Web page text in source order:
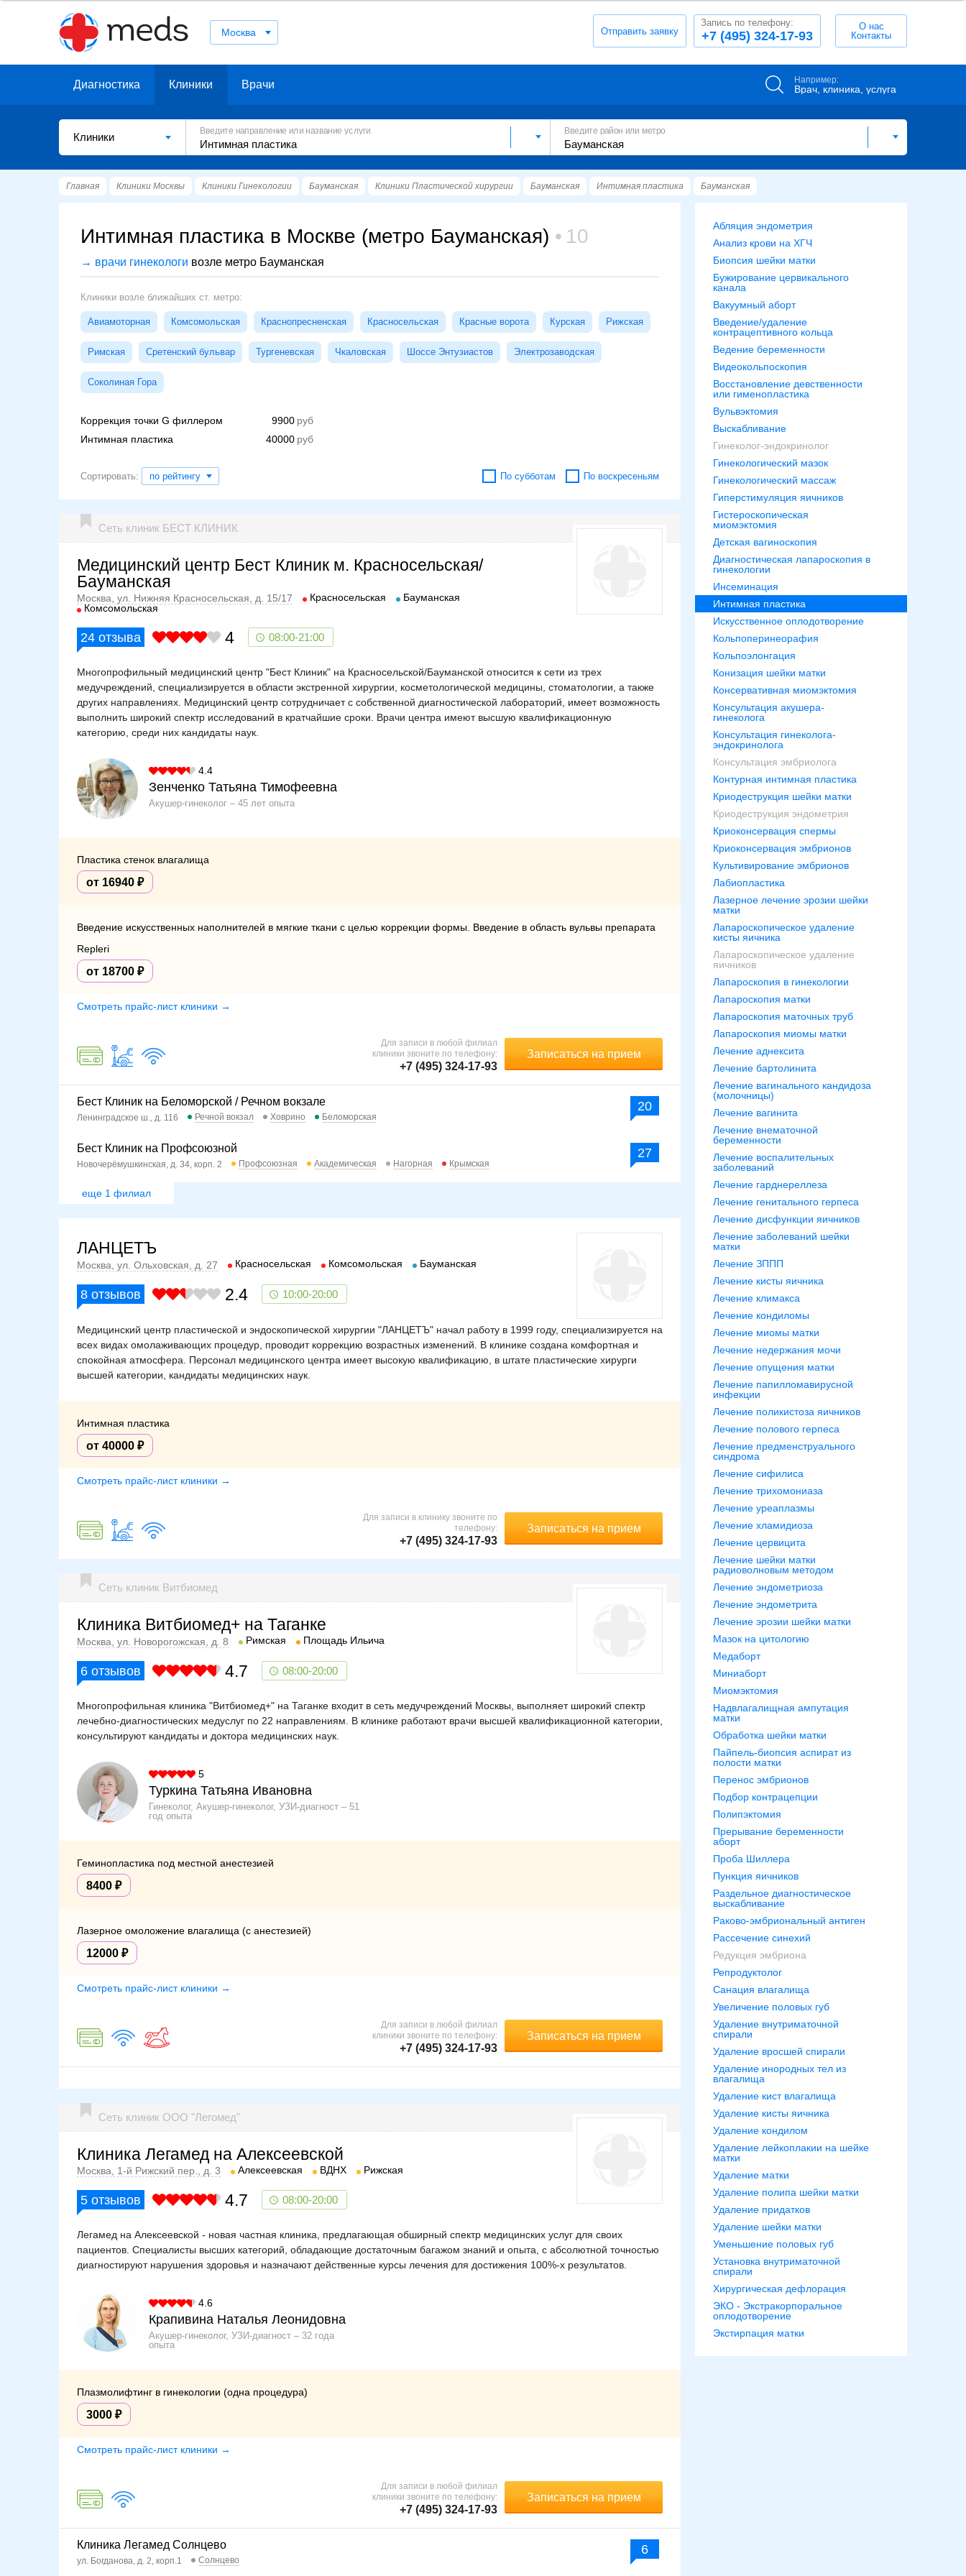
Москва Отправить заявку +7 (495) 324-17-93
Запись по телефону:
О нас
Контакты
Диагностика Клиники Врачи Например:
Врач, клиника, услуга
Клиники
Введите направление или название услуги Введите район или метро
Главная Клиники Москвы Клиники Гинекологии Бауманская Клиники Пластической хирургии Бауманская Интимная пластика Бауманская
Интимная пластика в Москве (метро Бауманская) 10
→ врачи гинекологи возле метро Бауманская
Клиники возле ближайших ст. метро:
Авиамоторная Комсомольская Краснопресненская Красносельская Красные ворота Курская Рижская
Римская Сретенский бульвар Тургеневская Чкаловская Шоссе Энтузиастов Электрозаводская
Соколиная Гора
Коррекция точки G филлером
9900
Интимная пластика
40000
Сортировать: по рейтингу По субботам По воскресеньям
Сеть клиник БЕСТ КЛИНИК
Медицинский центр Бест Клиник м. Красносельская/
Бауманская
Москва, ул. Нижняя Красносельская, д. 15/17 Красносельская
Бауманская
Комсомольская
24 отзыва 4 08:00-21:00
Многопрофильный медицинский центр "Бест Клиник" на Красносельской/Бауманской относится к сети из трех
медучреждений, специализируется в области экстренной хирургии, косметологической медицины, стоматологии, а также
других направлениях. Медицинский центр сотрудничает с собственной диагностической лабораторий, имеет возможность
выполнить широкий спектр исследований в кратчайшие сроки. Врачи центра имеют высшую квалификационную
категорию, среди них кандидаты наук.
4.4
Зенченко Татьяна Тимофеевна
Акушер-гинеколог 45 лет опыта
Пластика стенок влагалища
от 16940
Введение искусственных наполнителей в мягкие ткани с целью коррекции формы. Введение в область вульвы препарата
Repleri
от 18700
Смотреть прайс-лист клиники →
Записаться на прием
Для записи в любой филиал
клиники звоните по телефону:
+7 (495) 324-17-93
Бест Клиник на Беломорской / Речном вокзале 20
Ленинградское ш., д. 116 Речной вокзал Ховрино Беломорская
Бест Клиник на Профсоюзной 27
Новочерёмушкинская, д. 34, корп. 2 Профсоюзная Академическая Нагорная Крымская
еще 1 филиал
ЛАНЦЕТЪ
Москва, ул. Ольховская, д. 27 Красносельская Комсомольская Бауманская
8 отзывов 2.4 10:00-20:00
Медицинский центр пластической и эндоскопической хирургии "ЛАНЦЕТЪ" начал работу в 1999 году, специализируется на
всех видах омолаживающих процедур, проводит коррекцию возрастных изменений. В клинике создана комфортная и
спокойная атмосфера. Персонал медицинского центра имеет высокую квалификацию, в штате пластические хирурги
высшей категории, кандидаты медицинских наук.
Интимная пластика
от 40000
Смотреть прайс-лист клиники →
Записаться на прием
Для записи в клинику звоните по
телефону:
+7 (495) 324-17-93
Сеть клиник Витбиомед
Клиника Витбиомед+ на Таганке
Москва, ул. Новорогожская, д. 8 Римская Площадь Ильича
6 отзывов 4.7 08:00-20:00
Многопрофильная клиника "Витбиомед+" на Таганке входит в сеть медучреждений Москвы, выполняет широкий спектр
лечебно-диагностических медуслуг по 22 направлениям. В клинике работают врачи высшей квалификационной категории,
консультируют кандидаты и доктора медицинских наук.
5
Туркина Татьяна Ивановна
Гинеколог, Акушер-гинеколог, УЗИ-диагност
51
год опыта
Геминопластика под местной анестезией
8400
Лазерное омоложение влагалища (с анестезией)
12000
Смотреть прайс-лист клиники →
Записаться на прием
Для записи в любой филиал
клиники звоните по телефону:
+7 (495) 324-17-93
Сеть клиник ООО "Легомед"
Клиника Легамед на Алексеевской
Москва, 1-й Рижский пер., д. 3 Алексеевская ВДНХ Рижская
5 отзывов 4.7 08:00-20:00
Легамед на Алексеевской - новая частная клиника, предлагающая обширный спектр медицинских услуг для своих
пациентов. Специалисты высших категорий, обладающие достаточным багажом знаний и опыта, с абсолютной точностью
диагностируют нарушения здоровья и назначают действенные курсы лечения для достижения 100%-х результатов.
4.6
Крапивина Наталья Леонидовна
Акушер-гинеколог, УЗИ-диагност
32 года
опыта
Плазмолифтинг в гинекологии (одна процедура)
3000
Смотреть прайс-лист клиники →
Записаться на прием
Для записи в любой филиал
клиники звоните по телефону:
+7 (495) 324-17-93
Клиника Легамед Солнцево 6
ул. Богданова, д. 2, корп.1 Солнцево
Абляция эндометрия
Анализ крови на ХГЧ
Биопсия шейки матки
Бужирование цервикального
канала
Вакуумный аборт
Введение/удаление
контрацептивного кольца
Ведение беременности
Видеокольпоскопия
Восстановление девственности
или гименопластика
Вульвэктомия
Выскабливание
Гинеколог-эндокринолог
Гинекологический мазок
Гинекологический массаж
Гиперстимуляция яичников
Гистероскопическая
миомэктомия
Детская вагиноскопия
Диагностическая лапароскопия в
гинекологии
Инсеминация
Интимная пластика
Искусственное оплодотворение
Кольпоперинеорафия
Кольпоэлонгация
Конизация шейки матки
Консервативная миомэктомия
Консультация акушера-
гинеколога
Консультация гинеколога-
эндокринолога
Консультация эмбриолога
Контурная интимная пластика
Криодеструкция шейки матки
Криодеструкция эндометрия
Криоконсервация спермы
Криоконсервация эмбрионов
Культивирование эмбрионов
Лабиопластика
Лазерное лечение эрозии шейки
матки
Лапароскопическое удаление
кисты яичника
Лапароскопическое удаление
яичников
Лапароскопия в гинекологии
Лапароскопия матки
Лапароскопия маточных труб
Лапароскопия миомы матки
Лечение аднексита
Лечение бартолинита
Лечение вагинального кандидоза
(молочницы)
Лечение вагинита
Лечение внематочной
беременности
Лечение воспалительных
заболеваний
Лечение гарднереллеза
Лечение генитального герпеса
Лечение дисфункции яичников
Лечение заболеваний шейки
матки
Лечение ЗППП
Лечение кисты яичника
Лечение климакса
Лечение кондиломы
Лечение миомы матки
Лечение недержания мочи
Лечение опущения матки
Лечение папилломавирусной
инфекции
Лечение поликистоза яичников
Лечение полового герпеса
Лечение предменструального
синдрома
Лечение сифилиса
Лечение трихомониаза
Лечение уреаплазмы
Лечение хламидиоза
Лечение цервицита
Лечение шейки матки
радиоволновым методом
Лечение эндометриоза
Лечение эндометрита
Лечение эрозии шейки матки
Мазок на цитологию
Медаборт
Миниаборт
Миомэктомия
Надвлагалищная ампутация
матки
Обработка шейки матки
Пайпель-биопсия аспират из
полости матки
Перенос эмбрионов
Подбор контрацепции
Полипэктомия
Прерывание беременности
аборт
Проба Шиллера
Пункция яичников
Раздельное диагностическое
выскабливание
Раково-эмбриональный антиген
Рассечение синехий
Редукция эмбриона
Репродуктолог
Санация влагалища
Увеличение половых губ
Удаление внутриматочной
спирали
Удаление вросшей спирали
Удаление инородных тел из
влагалища
Удаление кист влагалища
Удаление кисты яичника
Удаление кондилом
Удаление лейкоплакии на шейке
матки
Удаление матки
Удаление полипа шейки матки
Удаление придатков
Удаление шейки матки
Уменьшение половых губ
Установка внутриматочной
спирали
Хирургическая дефлорация
ЭКО - Экстракорпоральное
оплодотворение
Экстирпация матки